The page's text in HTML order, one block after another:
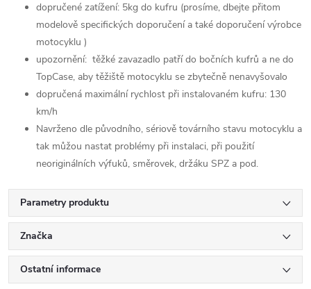
dopručené zatížení: 5kg do kufru (prosíme, dbejte přitom
modelově specifických doporučení a také doporučení výrobce
motocyklu )
upozornění: těžké zavazadlo patří do bočních kufrů a ne do
TopCase, aby těžiště motocyklu se zbytečně nenavyšovalo
dopručená maximální rychlost při instalovaném kufru: 130
km/h
Navrženo dle původního, sériově továrního stavu motocyklu a
tak můžou nastat problémy při instalaci, při použití
neoriginálních výfuků, směrovek, držáku SPZ a pod.
Parametry produktu
Značka
Ostatní informace